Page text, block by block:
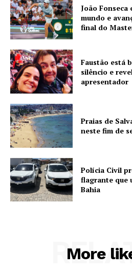
João
mundo e
final do
Faustão está
silêncio e
apresentador
Praias de
neste fim de
Polícia Civil
flagrante que
Bahia
More